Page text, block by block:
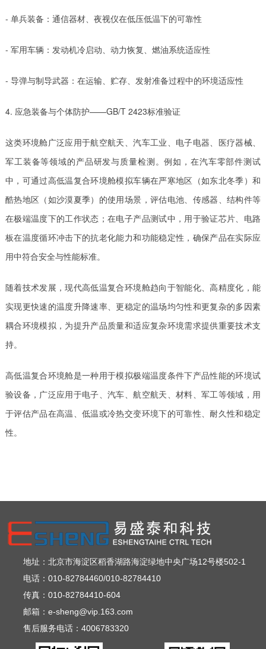
- 单兵装备：通信器材、夜视仪在低压低温下的可靠性
- 军用车辆：发动机冷启动、动力恢复、燃油系统适应性
- 导弹与制导武器：在运输、贮存、发射准备过程中的环境适应性
4. 应急装备与个体防护——GB/T 2423标准验证
这类环境舱广泛应用于航空航天、汽车工业、电子电器、医疗器械、
军工装备等领域的产品研发与质量检测。例如，在汽车零部件测试
中，可通过高低温复合环境舱模拟车辆在严寒地区（如东北冬季）和
酷热地区（如沙漠夏季）的使用场景，评估电池、传感器、结构件等
在极端温度下的工作状态；在电子产品测试中，用于验证芯片、电路
板在温度循环冲击下的抗老化能力和功能稳定性，确保产品在实际应
用中符合安全与性能标准。
随着技术发展，现代高低温复合环境舱趋向于智能化、高精度化，能
实现更快速的温度升降速率、更稳定的温场均匀性和更复杂的多因素
耦合环境模拟，为提升产品质量和适应复杂环境需求提供重要技术支
持。
高低温复合环境舱是一种用于模拟极端温度条件下产品性能的环境试
验设备，广泛应用于电子、汽车、航空航天、材料、军工等领域，用
于评估产品在高温、低温或冷热交变环境下的可靠性、耐久性和稳定
性。
地址：北京市海淀区稻香湖路海淀绿地中央广场12号楼502-1
电话：010-82784460/010-82784410
传真：010-82784410-604
邮箱：e-sheng@vip.163.com
售后服务电话：4006783320